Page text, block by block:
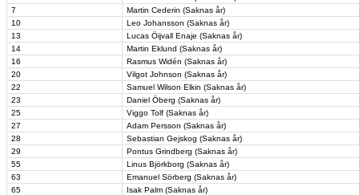
7
Martin Cederin (Saknas år)
10
Leo Johansson (Saknas år)
13
Lucas Öijvall Enaje (Saknas år)
14
Martin Eklund (Saknas år)
16
Rasmus Widén (Saknas år)
20
Vilgot Johnson (Saknas år)
22
Samuel Wilson Elkin (Saknas år)
23
Daniel Öberg (Saknas år)
25
Viggo Tolf (Saknas år)
27
Adam Persson (Saknas år)
28
Sebastian Gejskog (Saknas år)
29
Pontus Grindberg (Saknas år)
55
Linus Björkborg (Saknas år)
63
Emanuel Sörberg (Saknas år)
65
Isak Palm (Saknas år)